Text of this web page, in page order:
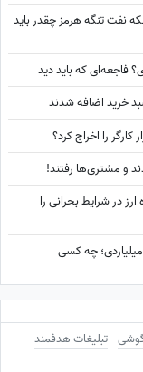
نفت تنگه هرمز چقدر باید
فاجعه‌ای که باید دید
خرید اضافه شدند
و مشتری‌ها رفتند!
در شرایط بحرانی را
میلیاردی؛ چه کسی
تبلیغات هدفمند